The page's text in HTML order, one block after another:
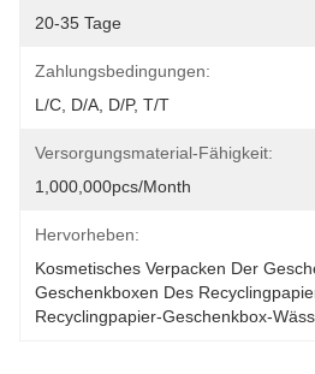
20-35 Tage
Zahlungsbedingungen:
L/C, D/A, D/P, T/T
Versorgungsmaterial-Fähigkeit:
1,000,000pcs/month
Hervorheben:
Kosmetisches Verpacken Der
Geschenkboxen Des
Recyclingpapier-Geschenkbox-